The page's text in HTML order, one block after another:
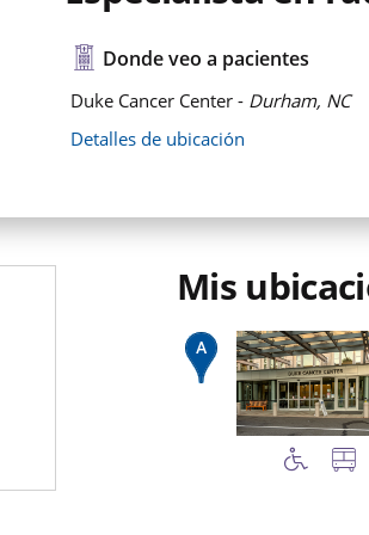
Donde veo a pacientes
Duke Cancer Center - Durham, NC
Detalles de ubicación
Mis